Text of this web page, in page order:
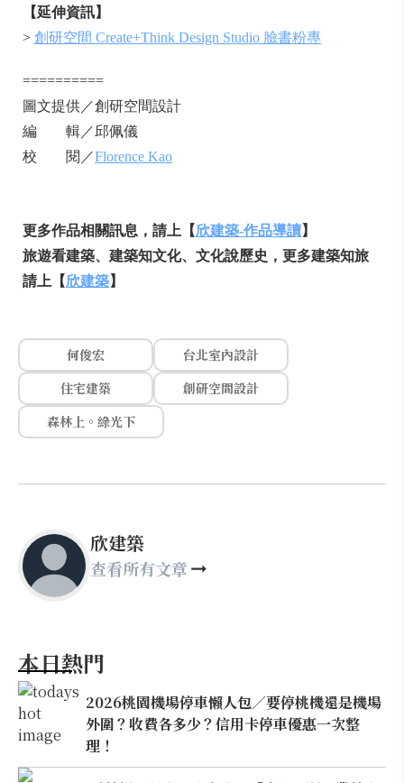
【延伸資訊】
> 創研空間 Create+Think Design Studio 臉書粉專
==========
圖文提供／創研空間設計
編 輯／邱佩儀
校 閱／Florence Kao
更多作品相關訊息，請上【欣建築-作品導讀】
旅遊看建築、建築知文化、文化說歷史，更多建築知旅
請上【欣建築】
何俊宏
台北室內設計
住宅建築
創研空間設計
森林上。綠光下
欣建築
查看所有文章
本日熱門
2026桃園機場停車懶人包／要停桃機還是機場
外圍？收費各多少？信用卡停車優惠一次整
理！